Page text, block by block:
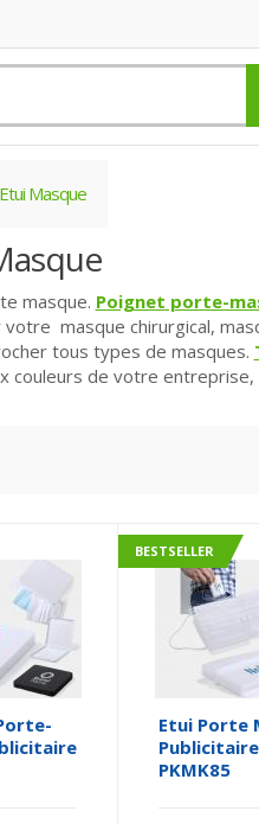
Masque
masque. Poignet porte-
masque chirurgical,
tous types de masques.
couleurs de votre
BESTSELLER
Etui Porte
PKMK85